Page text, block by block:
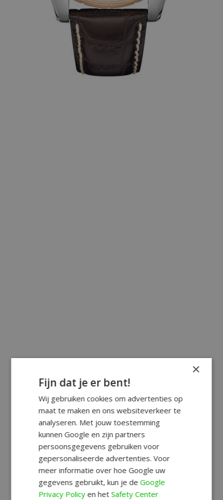
×
Fijn dat je er bent!
Wij gebruiken cookies om advertenties op
maat te maken en ons websiteverkeer te
analyseren. Met jouw toestemming
kunnen Google en zijn partners
persoonsgegevens gebruiken voor
gepersonaliseerde advertenties. Voor
meer informatie over hoe Google uw
gegevens gebruikt, kun je deGoogle
Privacy Policyen hetSafety Center